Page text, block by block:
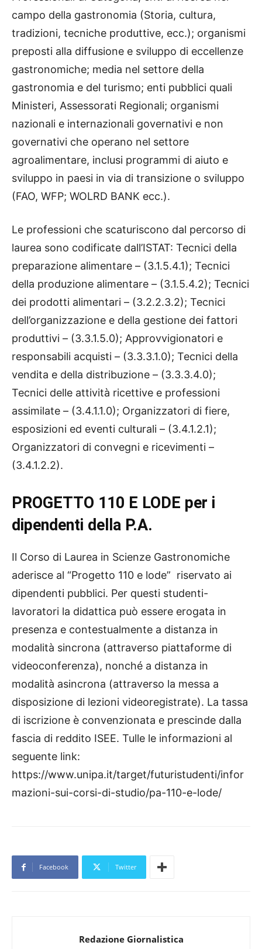
campo della gastronomia (Storia, cultura,
tradizioni, tecniche produttive, ecc.); organismi
preposti alla diffusione e sviluppo di eccellenze
gastronomiche; media nel settore della
gastronomia e del turismo; enti pubblici quali
Ministeri, Assessorati Regionali; organismi
nazionali e internazionali governativi e non
governativi che operano nel settore
agroalimentare, inclusi programmi di aiuto e
sviluppo in paesi in via di transizione o sviluppo
(FAO, WFP; WOLRD BANK ecc.).
Le professioni che scaturiscono dal percorso di
laurea sono codificate dall’ISTAT: Tecnici della
preparazione alimentare – (3.1.5.4.1); Tecnici
della produzione alimentare – (3.1.5.4.2); Tecnici
dei prodotti alimentari – (3.2.2.3.2); Tecnici
dell’organizzazione e della gestione dei fattori
produttivi – (3.3.1.5.0); Approvvigionatori e
responsabili acquisti – (3.3.3.1.0); Tecnici della
vendita e della distribuzione – (3.3.3.4.0);
Tecnici delle attività ricettive e professioni
assimilate – (3.4.1.1.0); Organizzatori di fiere,
esposizioni ed eventi culturali – (3.4.1.2.1);
Organizzatori di convegni e ricevimenti –
(3.4.1.2.2).
PROGETTO 110 E LODE per i
dipendenti della P.A.
Il Corso di Laurea in Scienze Gastronomiche
aderisce al “Progetto 110 e lode” riservato ai
dipendenti pubblici. Per questi studenti-
lavoratori la didattica può essere erogata in
presenza e contestualmente a distanza in
modalità sincrona (attraverso piattaforme di
videoconferenza), nonché a distanza in
modalità asincrona (attraverso la messa a
disposizione di lezioni videoregistrate). La tassa
di iscrizione è convenzionata e prescinde dalla
fascia di reddito ISEE. Tulle le informazioni al
seguente link:
https://www.unipa.it/target/futuristudenti/infor
mazioni-sui-corsi-di-studio/pa-110-e-lode/
Facebook Twitter
Redazione Giornalistica